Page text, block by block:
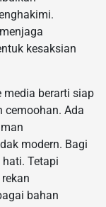
kesaksian
media berarti siap
cemoohan. Ada
modern. Bagi
Tetapi
bahan